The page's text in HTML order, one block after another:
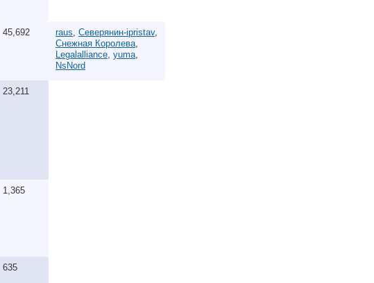
45,692 raus, Северянин-ipristav,
Снежная Королева,
Legalalliance, yuma,
NsNord
23,211
1,365
635